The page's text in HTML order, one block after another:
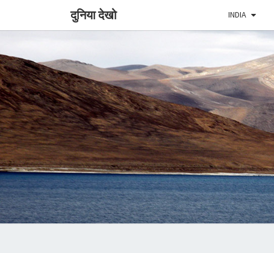
दुनिया देखो INDIA